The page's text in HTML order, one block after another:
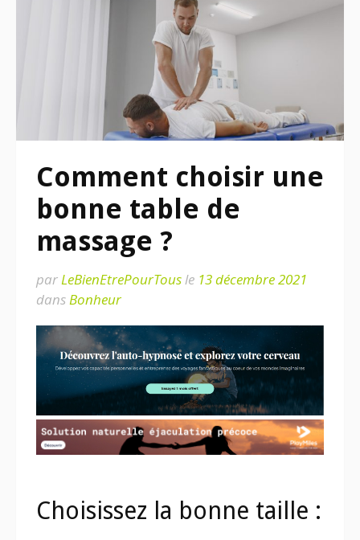
Comment choisir une
bonne table de
massage ?
parLeBienEtrePourTousle 13 décembre 2021
dansBonheur
Choisissez la bonne taille :